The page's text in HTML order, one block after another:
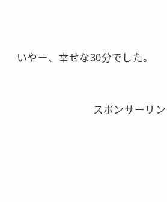
いやー、幸せな30分でした。
スポンサーリ